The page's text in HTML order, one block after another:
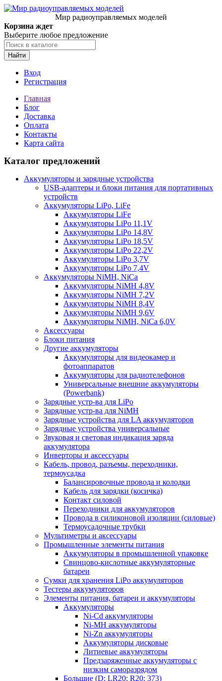
Мир радиоуправляемых моделей
Корзина ждет
Выберите любое предложение
Найти
Вход
Регистрация
Главная
Блог
Доставка
Оплата
Контакты
Карта сайта
Каталог предложений
Аккумуляторы и зарядные устройства
USB-адаптеры и блоки питания для портативных
устройств
Аккумуляторы LiPo, LiFe
Аккумуляторы LiFe
Аккумуляторы LiPo 11,1V
Аккумуляторы LiPo 14,8V
Аккумуляторы LiPo 18,5V
Аккумуляторы LiPo 22,2V
Аккумуляторы LiPo 3,7V
Аккумуляторы LiPo 7,4V
Аккумуляторы NiMH, NiCa
Аккумуляторы NiMH 4,8V
Аккумуляторы NiMH 7,2V
Аккумуляторы NiMH 8,4V
Аккумуляторы NiMH 9,6V
Аккумуляторы NiMH, NiCa 6,0V
Аксессуары
Блоки питания
Другие аккумуляторы
Аккумуляторы для видеокамер и
фотоаппаратов
Аккумуляторы для радиотелефонов
Универсальные внешние аккумуляторы
(Powerbank)
Зарядные устр-ва для LiPo
Зарядные устр-ва для NiMH
Зарядные устройства для LA аккумуляторов
Зарядные устройства универсальные
Звуковая и световая индикация заряда
аккумулятора
Инверторы и аксессуары
Кабель, провод, разъемы, переходники,
термоусадка
Балансировочные провода и колодки
Кабель для зарядки (косичка)
Контакт силовой
Переходники для аккумуляторов
Провода в силиконовой изоляции (силовые)
Термоусадочные трубки
Мультиметры и аксессуары
Промышленные элементы питания
Аккумуляторы в промышленной упаковке
Свинцово-кислотные аккумуляторные
батареи
Сумки для хранения LiPo аккумуляторов
Тестеры аккумуляторов
Элементы питания, батареи и аккумуляторы
Аккумуляторы
Ni-Cd аккумуляторы
Ni-MH аккумуляторы
Ni-Zn аккумуляторы
Аккумуляторы дисковые
Литиевые аккумуляторы
Предзаряженные аккумуляторы с
низким саморазрядом
Большие (D; LR20; R20; 373)